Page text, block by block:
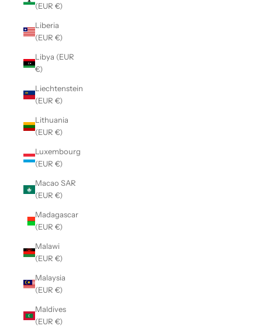
(EUR €)
Liberia
(EUR €)
Libya (EUR
€)
Liechtenstein
(EUR €)
Lithuania
(EUR €)
Luxembourg
(EUR €)
Macao SAR
(EUR €)
Madagascar
(EUR €)
Malawi
(EUR €)
Malaysia
(EUR €)
Maldives
(EUR €)